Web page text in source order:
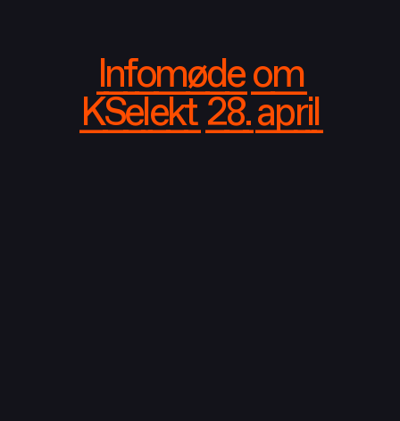
Infomøde om
KSelekt 28. april